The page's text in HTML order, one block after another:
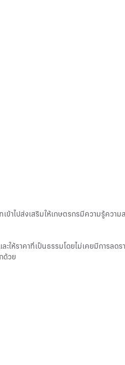
าไปส่งเสริมให้เกษตรกรมีความรู้ความ
ห้ราคาที่เป็นธรรมโดยไม่เคยมีการลดร
ด้วย